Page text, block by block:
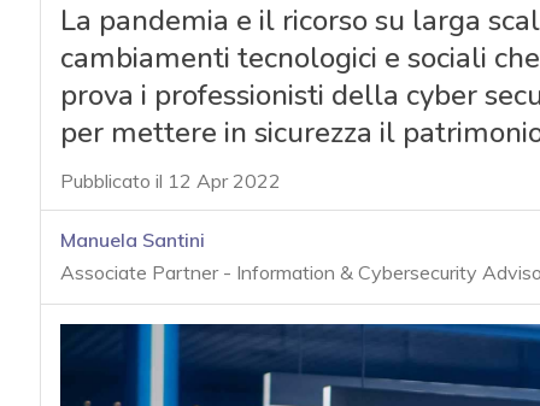
La pandemia e il ricorso su larga
cambiamenti tecnologici e sociali
prova i professionisti della cyber
per mettere in sicurezza il
Pubblicato il 12 Apr 2022
Manuela Santini
Associate Partner - Information & Cybersecurity